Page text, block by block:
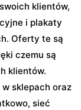
klientów,
i plakaty
Oferty te są
czemu są
klientów.
sklepach oraz
sieć